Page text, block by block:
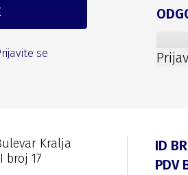
se
Kralja
broj 17
ID
PDV